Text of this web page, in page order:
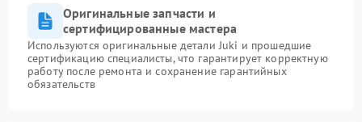
Оригинальные запчасти и
сертифицированные мастера
Используются оригинальные детали Juki и прошедшие
сертификацию специалисты, что гарантирует корректную
работу после ремонта и сохранение гарантийных
обязательств